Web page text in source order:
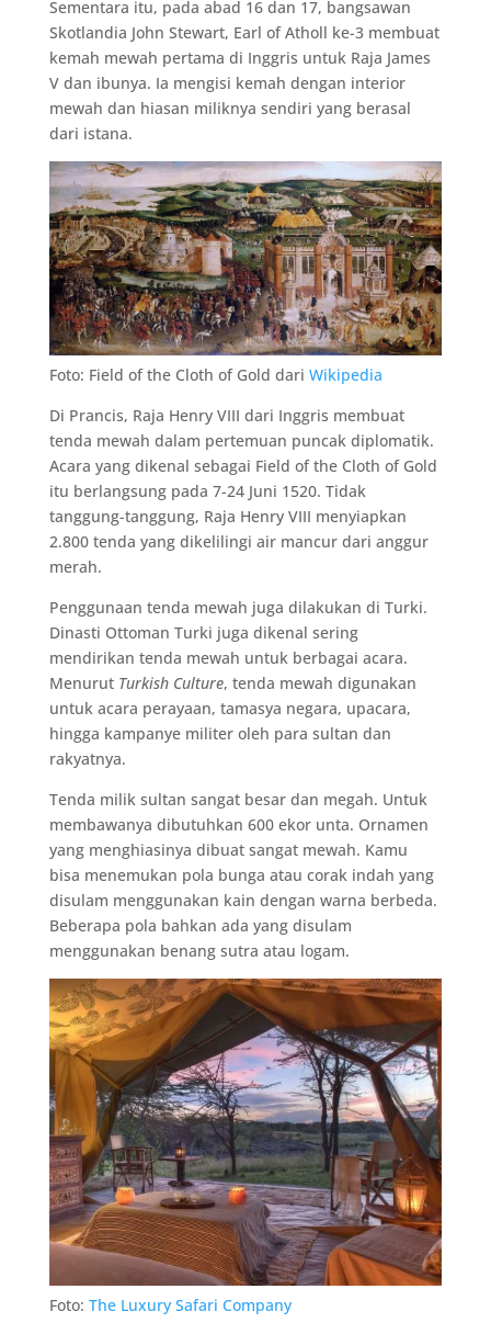
Sementara itu, pada abad 16 dan 17, bangsawan
Skotlandia John Stewart, Earl of Atholl ke-3 membuat
kemah mewah pertama di Inggris untuk Raja James
V dan ibunya. Ia mengisi kemah dengan interior
mewah dan hiasan miliknya sendiri yang berasal
dari istana.
Foto: Field of the Cloth of Gold dari Wikipedia
Di Prancis, Raja Henry VIII dari Inggris membuat
tenda mewah dalam pertemuan puncak diplomatik.
Acara yang dikenal sebagai Field of the Cloth of Gold
itu berlangsung pada 7-24 Juni 1520. Tidak
tanggung-tanggung, Raja Henry VIII menyiapkan
2.800 tenda yang dikelilingi air mancur dari anggur
merah.
Penggunaan tenda mewah juga dilakukan di Turki.
Dinasti Ottoman Turki juga dikenal sering
mendirikan tenda mewah untuk berbagai acara.
Menurut Turkish Culture, tenda mewah digunakan
untuk acara perayaan, tamasya negara, upacara,
hingga kampanye militer oleh para sultan dan
rakyatnya.
Tenda milik sultan sangat besar dan megah. Untuk
membawanya dibutuhkan 600 ekor unta. Ornamen
yang menghiasinya dibuat sangat mewah. Kamu
bisa menemukan pola bunga atau corak indah yang
disulam menggunakan kain dengan warna berbeda.
Beberapa pola bahkan ada yang disulam
menggunakan benang sutra atau logam.
Foto: The Luxury Safari Company